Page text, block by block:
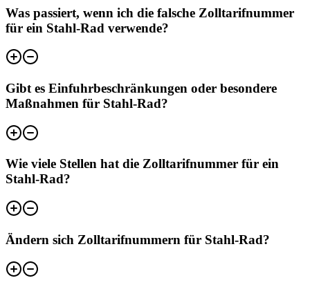
Was passiert, wenn ich die falsche Zolltarifnummer
für ein Stahl-Rad verwende?
Gibt es Einfuhrbeschränkungen oder besondere
Maßnahmen für Stahl-Rad?
Wie viele Stellen hat die Zolltarifnummer für ein
Stahl-Rad?
Ändern sich Zolltarifnummern für Stahl-Rad?